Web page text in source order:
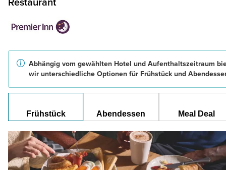
Restaurant
Abhängig vom gewählten Hotel und Aufenthaltszeitraum
wir unterschiedliche Optionen für Frühstück und
Frühstück Abendessen Meal Deal